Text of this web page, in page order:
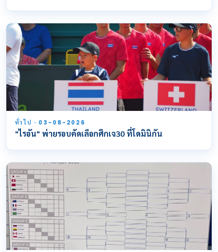
ทั่วไป · 03-08-2026
"ไรอัน" พ่ายรอบคัดเลือกศึกเจ30 ที่โดมินิกัน